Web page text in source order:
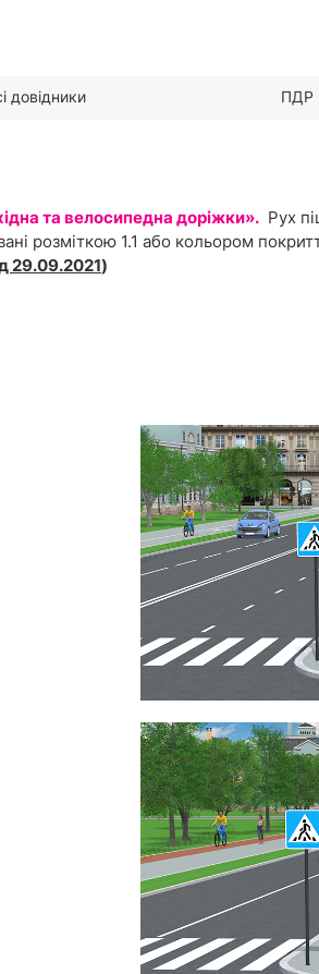
довідники ПДР
та велосипедна доріжки». Рух
розміткою 1.1 або кольором
29.09.2021)